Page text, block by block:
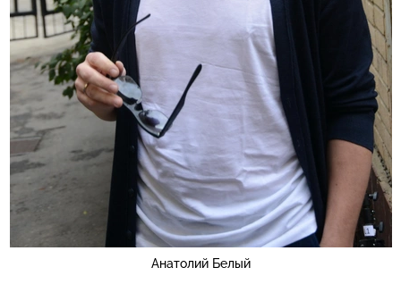
Анатолий Белый